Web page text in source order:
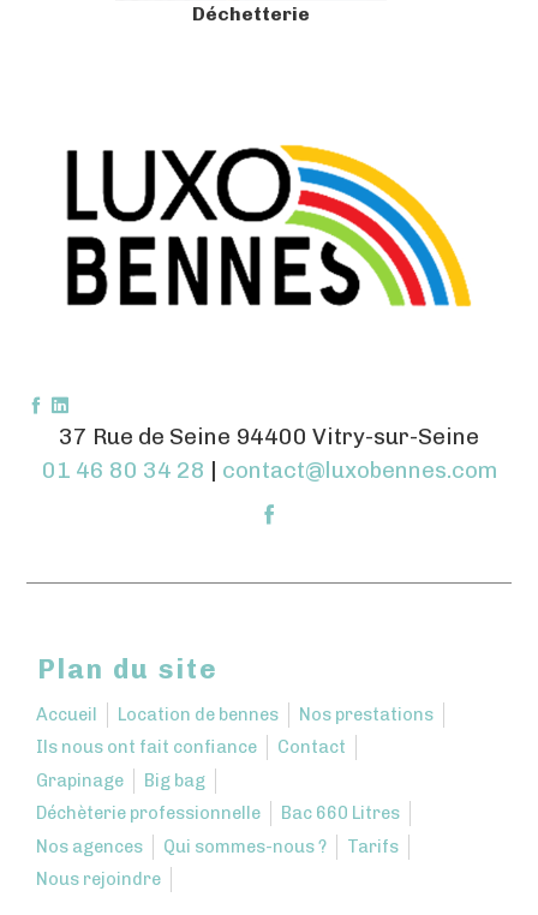
Déchetterie
37 Rue de Seine 94400 Vitry-sur-Seine
01 46 80 34 28 | contact@luxobennes.com
Plan du site
Accueil Location de bennes
Nos prestations
Ils nous ont fait confiance
Contact
Grapinage
Big bag
Déchèterie professionnelle
Bac 660 Litres
Nos agences
Qui sommes-nous ?
Tarifs
Nous rejoindre